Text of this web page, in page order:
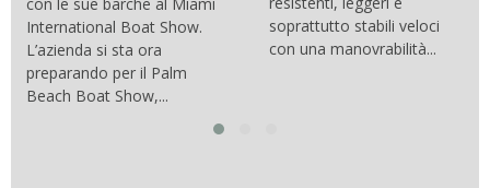
International Boat Show.
L’azienda si sta ora
preparando per il Palm
Beach Boat Show,...
soprattutto stabili veloci
con una manovrabilità...